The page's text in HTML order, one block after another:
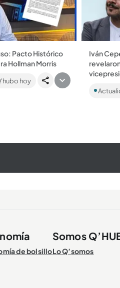
Pacto Histórico
Hollman Morris
de presunto
Hollman Morris se
hoy
Iván
Los
cartas
de bolsillo
Somos
Lo Q’somos